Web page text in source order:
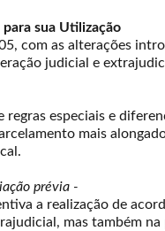
para sua Utilização
com as alterações
judicial e
regras especiais e
mais
prévia -
a realização de
mas também